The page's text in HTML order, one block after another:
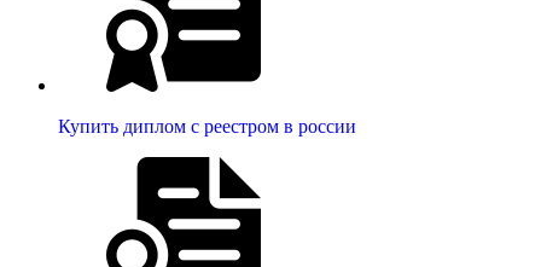
Купить диплом с реестром в россии